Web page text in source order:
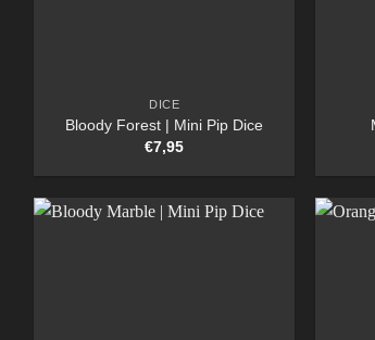
DICE
Bloody Forest | Mini Pip Dice
€7,95